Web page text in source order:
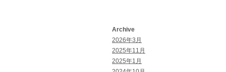
Archive
2026年3月
2025年11月
2025年1月